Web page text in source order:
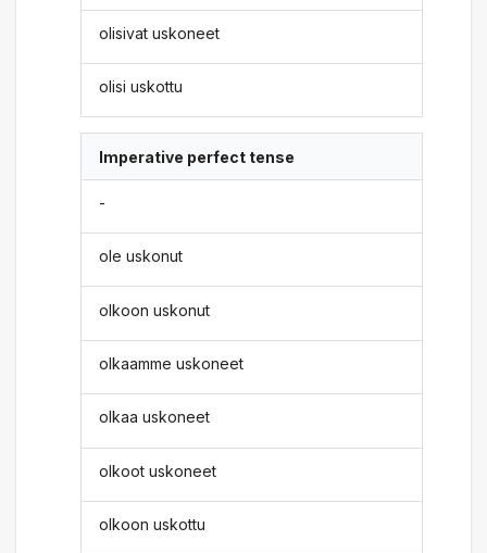
olisivat uskoneet
olisi uskottu
Imperative perfect tense
-
ole uskonut
olkoon uskonut
olkaamme uskoneet
olkaa uskoneet
olkoot uskoneet
olkoon uskottu